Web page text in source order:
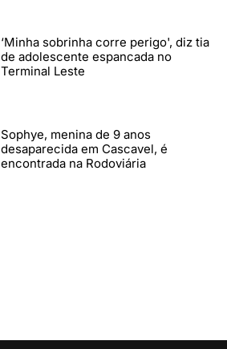
‘Minha sobrinha corre perigo', diz tia
de adolescente espancada no
Terminal Leste
Sophye, menina de 9 anos
desaparecida em Cascavel, é
encontrada na Rodoviária